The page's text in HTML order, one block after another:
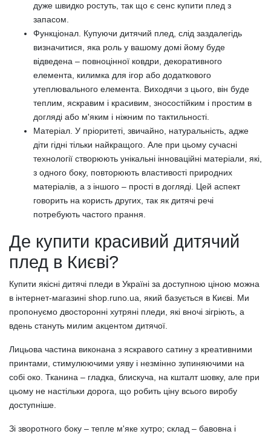
дуже швидко ростуть, так що є сенс купити плед з
запасом.
Функціонал. Купуючи дитячий плед, слід заздалегідь
визначитися, яка роль у вашому домі йому буде
відведена – повноцінної ковдри, декоративного
елемента, килимка для ігор або додаткового
утеплювального елемента. Виходячи з цього, він буде
теплим, яскравим і красивим, зносостійким і простим в
догляді або м'яким і ніжним по тактильності.
Матеріал. У пріоритеті, звичайно, натуральність, адже
діти гідні тільки найкращого. Але при цьому сучасні
технології створюють унікальні інноваційні матеріали, які,
з одного боку, повторюють властивості природних
матеріалів, а з іншого – прості в догляді. Цей аспект
говорить на користь других, так як дитячі речі
потребують частого прання.
Де купити красивий дитячий
плед в Києві?
Купити якісні дитячі пледи в Україні за доступною ціною можна
в інтернет-магазині shop.runo.ua, який базується в Києві. Ми
пропонуємо двосторонні хутряні пледи, які вночі зігріють, а
вдень стануть милим акцентом дитячої.
Лицьова частина виконана з яскравого сатину з креативними
принтами, стимулюючими уяву і незмінно зупиняючими на
собі око. Тканина – гладка, блискуча, на кшталт шовку, але при
цьому не настільки дорога, що робить ціну всього виробу
доступніше.
Зі зворотного боку – тепле м'яке хутро; склад – бавовна і